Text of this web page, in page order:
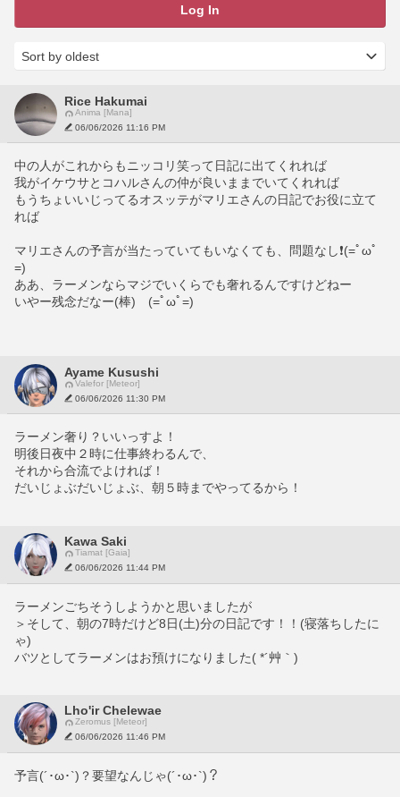
Log In
Rice Hakumai
Anima [Mana]
06/06/2026 11:16 PM
中の人がこれからもニッコリ笑って日記に出てくれれば
我がイケウサとコハルさんの仲が良いままでいてくれれば
もうちょいいじってるオスッテがマリエさんの日記でお役に立て
れば
マリエさんの予言が当たっていてもいなくても、問題なし❗️(=ﾟωﾟ
=)
ああ、ラーメンならマジでいくらでも奢れるんですけどねー
いやー残念だなー(棒)　(=ﾟωﾟ=)
Ayame Kusushi
Valefor [Meteor]
06/06/2026 11:30 PM
ラーメン奢り？いいっすよ！
明後日夜中２時に仕事終わるんで、
それから合流でよければ！
だいじょぶだいじょぶ、朝５時までやってるから！
Kawa Saki
Tiamat [Gaia]
06/06/2026 11:44 PM
ラーメンごちそうしようかと思いましたが
＞そして、朝の7時だけど8日(土)分の日記です！！(寝落ちしたに
ゃ)
バツとしてラーメンはお預けになりました( *´艸｀)
Lho'ir Chelewae
Zeromus [Meteor]
06/06/2026 11:46 PM
予言(´･ω･`)？要望なんじゃ(´･ω･`)？